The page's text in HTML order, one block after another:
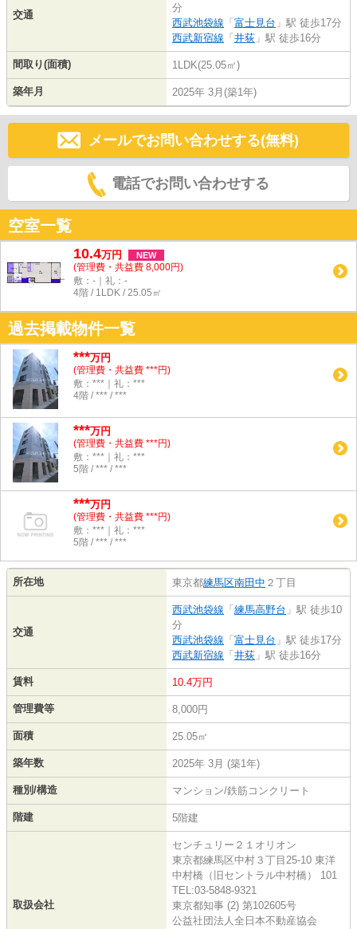
交通
分
西武池袋線 「 富士見台 」駅 徒歩17分
西武新宿線 「 井荻 」駅 徒歩16分
間取り(面積) 1LDK(25.05㎡)
築年月 2025年 3月(築1年)
メールでお問い合わせする(無料)
電話でお問い合わせする
空室一覧
10.4万円 NEW
(管理費・共益費 8,000円)
敷：-｜礼：-
4階 / 1LDK / 25.05㎡
過去掲載物件一覧
***万円
(管理費・共益費 ***円)
敷：***｜礼：***
4階 / *** / ***
***万円
(管理費・共益費 ***円)
敷：***｜礼：***
5階 / *** / ***
***万円
(管理費・共益費 ***円)
敷：***｜礼：***
5階 / *** / ***
所在地 東京都練馬区南田中 ２丁目
交通
西武池袋線 「 練馬高野台 」駅 徒歩10
分
西武池袋線 「 富士見台 」駅 徒歩17分
西武新宿線 「 井荻 」駅 徒歩16分
賃料 10.4万円
管理費等 8,000円
面積 25.05㎡
築年数 2025年 3月 (築1年)
種別/構造 マンション/鉄筋コンクリート
階建 5階建
取扱会社
センチュリー２１オリオン
東京都練馬区中村３丁目25-10 東洋
中村橋（旧セントラル中村橋） 101
TEL:03-5848-9321
東京都知事 (2) 第102605号
公益社団法人全日本不動産協会